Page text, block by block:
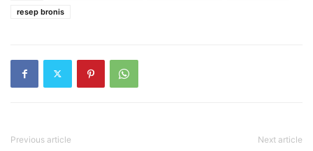
resep bronis
Previous article Next article